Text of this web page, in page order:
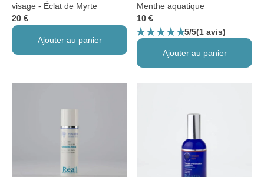
visage - Éclat de Myrte
20 €
Ajouter au panier
Menthe aquatique
10 €
star_ratestar_ratestar_ratestar_ratestar_rate5/5(1 avis)
Ajouter au panier